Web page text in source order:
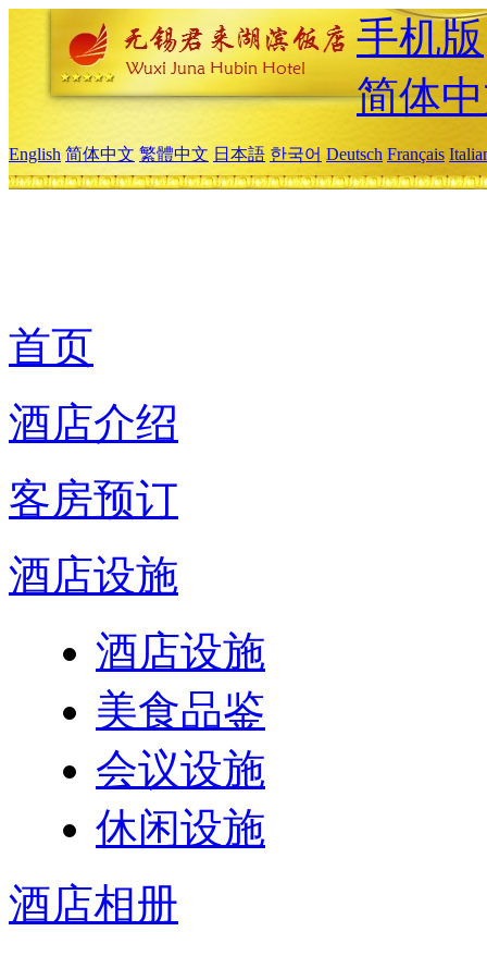
手机版
简体
English 简体中文 繁體中文 日本語 한국어 Deutsch Français
首页
酒店介绍
客房预订
酒店设施
酒店设施
美食品鉴
会议设施
休闲设施
酒店相册